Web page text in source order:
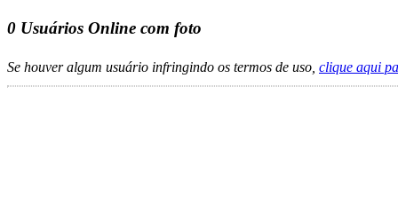
0 Usuários Online com foto
Se houver algum usuário infringindo os termos de uso, clique aqui